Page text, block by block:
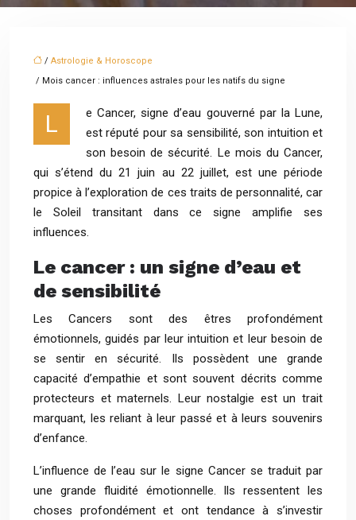
/ Astrologie & Horoscope
/ Mois cancer : influences astrales pour les natifs du signe
L
e Cancer, signe d’eau gouverné par la Lune,
est réputé pour sa sensibilité, son intuition et
son besoin de sécurité. Le mois du Cancer,
qui s’étend du 21 juin au 22 juillet, est une période
propice à l’exploration de ces traits de personnalité, car
le Soleil transitant dans ce signe amplifie ses
influences.
Le cancer : un signe d’eau et
de sensibilité
Les Cancers sont des êtres profondément
émotionnels, guidés par leur intuition et leur besoin de
se sentir en sécurité. Ils possèdent une grande
capacité d’empathie et sont souvent décrits comme
protecteurs et maternels. Leur nostalgie est un trait
marquant, les reliant à leur passé et à leurs souvenirs
d’enfance.
L’influence de l’eau sur le signe Cancer se traduit par
une grande fluidité émotionnelle. Ils ressentent les
choses profondément et ont tendance à s’investir